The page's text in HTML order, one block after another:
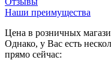
Наши преимущества
Цена в розничных
Однако, у Вас есть
прямо сейчас: